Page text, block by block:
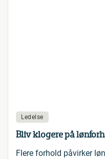
Ledelse
Bliv klogere på
Flere forhold påvirker